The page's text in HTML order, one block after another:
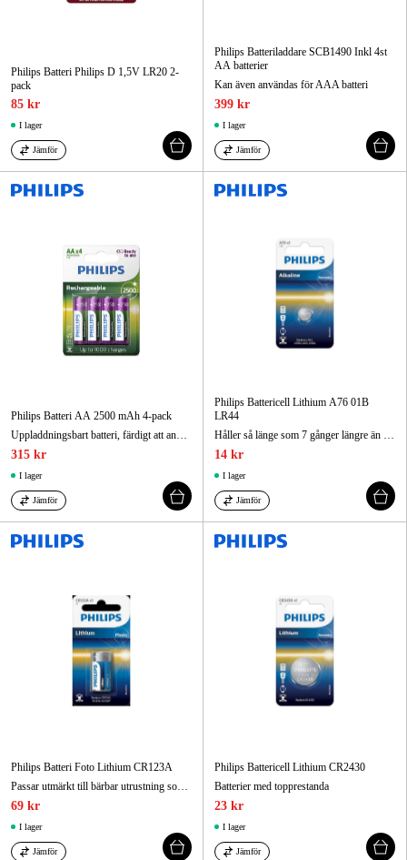
Philips Batteri Philips D 1,5V LR20 2-
pack
85 kr
I lager
Jämför
Philips Batteriladdare SCB1490 Inkl 4st
AA batterier
Kan även användas för AAA batteri
399 kr
I lager
Jämför
Philips Batteri AA 2500 mAh 4-pack
Uppladdningsbart batteri, färdigt att användas direkt
315 kr
I lager
Jämför
Philips Battericell Lithium A76 01B
LR44
Håller så länge som 7 gånger längre än alkaliska batterier
14 kr
I lager
Jämför
Philips Batteri Foto Lithium CR123A
69 kr
I lager
Jämför
Philips Battericell Lithium CR2430
Batterier med topprestanda
23 kr
I lager
Jämför